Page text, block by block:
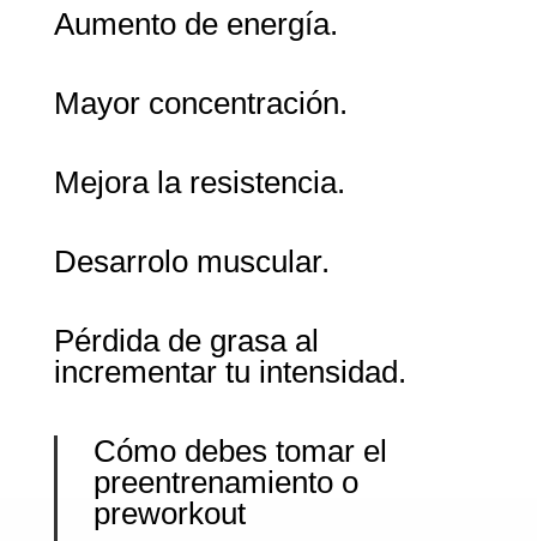
Aumento de energía.
Mayor concentración.
Mejora la resistencia.
Desarrolo muscular.
Pérdida de grasa al
incrementar tu intensidad.
Cómo debes tomar el
preentrenamiento o
preworkout